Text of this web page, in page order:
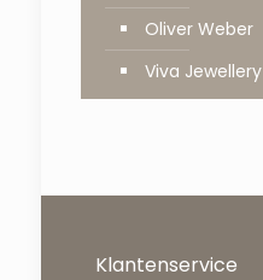
Oliver Weber
Viva Jewellery
Klantenservice